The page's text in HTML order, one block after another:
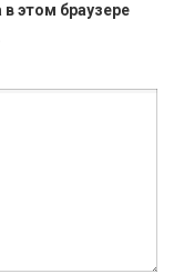
этом браузере